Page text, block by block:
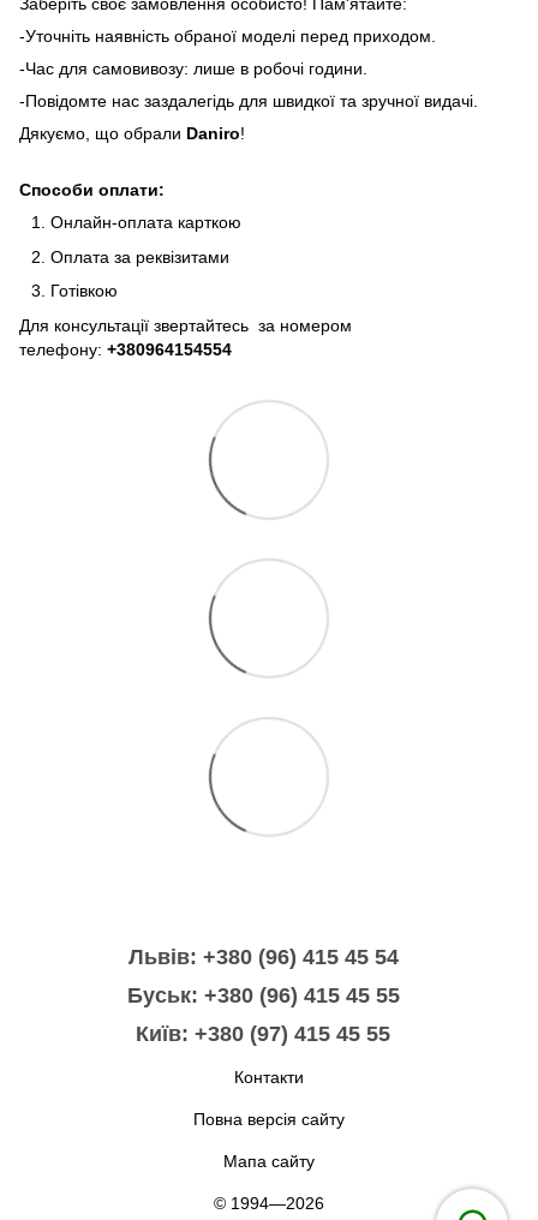
Заберіть своє замовлення особисто! Пам'ятайте:
-Уточніть наявність обраної моделі перед приходом.
-Час для самовивозу: лише в робочі години.
-Повідомте нас заздалегідь для швидкої та зручної видачі.
Дякуємо, що обрали Daniro!
Способи оплати:
Онлайн-оплата карткою
Оплата за реквізитами
Готівкою
Для консультації звертайтесь за номером
телефону: +380964154554
Львів: +380 (96) 415 45 54
Буськ: +380 (96) 415 45 55
Київ: +380 (97) 415 45 55
Контакти
Повна версія сайту
Мапа сайту
© 1994—2026